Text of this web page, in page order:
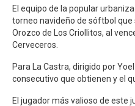
El equipo de la popular
torneo navideño de sóftbol que
Orozco de Los Criollitos, al
Cerveceros.
Para La Castra, dirigido por
consecutivo que obtienen y el
El jugador más valioso de este